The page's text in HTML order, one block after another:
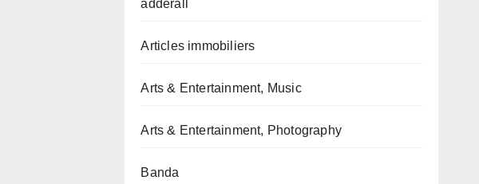
adderall
Articles immobiliers
Arts & Entertainment, Music
Arts & Entertainment, Photography
Banda